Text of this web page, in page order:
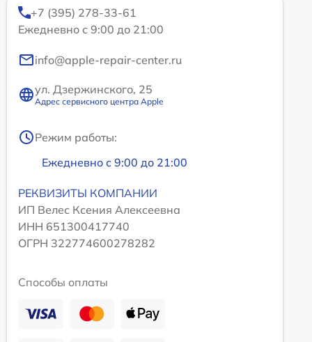
+7 (395) 278-33-61
Ежедневно с 9:00 до 21:00
info@apple-repair-center.ru
ул. Дзержинского, 25
Адрес сервисного центра Apple
Режим работы:
Ежедневно с 9:00 до 21:00
РЕКВИЗИТЫ КОМПАНИИ
ИП Велес Ксения Алексеевна
ИНН 651300417740
ОГРН 322774600278282
Способы оплаты